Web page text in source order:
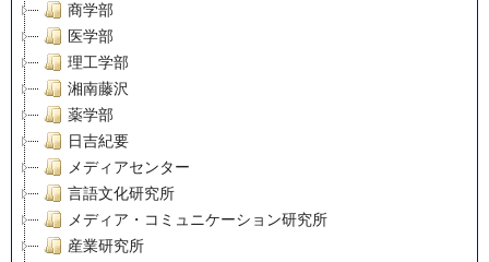
商学部
医学部
理工学部
湘南藤沢
薬学部
日吉紀要
メディアセンター
言語文化研究所
メディア・コミュニケーション研究所
産業研究所